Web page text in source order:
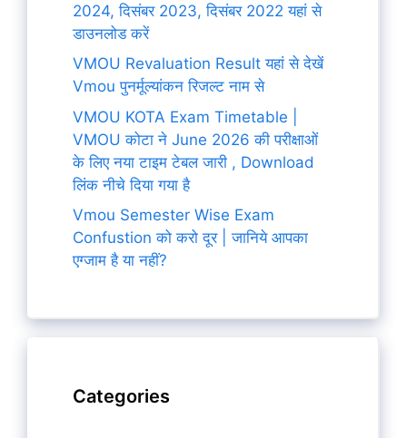
2024, दिसंबर 2023, दिसंबर 2022 यहां से
डाउनलोड करें
VMOU Revaluation Result यहां से देखें
Vmou पुनर्मूल्यांकन रिजल्ट नाम से
VMOU KOTA Exam Timetable |
VMOU कोटा ने June 2026 की परीक्षाओं
के लिए नया टाइम टेबल जारी , Download
लिंक नीचे दिया गया है
Vmou Semester Wise Exam
Confustion को करो दूर | जानिये आपका
एग्जाम है या नहीं?
Categories